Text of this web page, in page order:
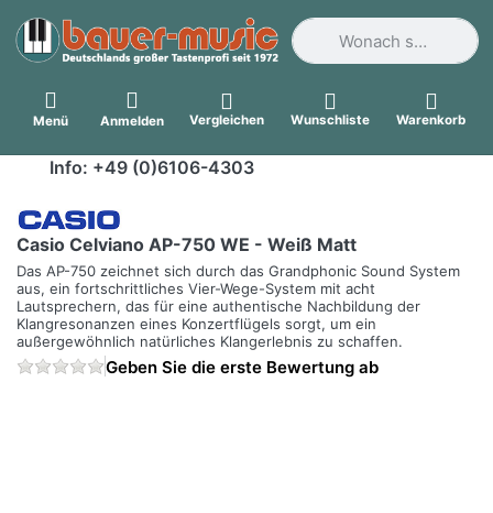
Geben Sie einen
Menü Anmelden Vergleichen Wunschliste Warenkorb
Info: +49 (0)6106-4303
Casio Celviano AP-750 WE - Weiß Matt
Das AP-750 zeichnet sich durch das Grandphonic Sound System
aus, ein fortschrittliches Vier-Wege-System mit acht
Lautsprechern, das für eine authentische Nachbildung der
Klangresonanzen eines Konzertflügels sorgt, um ein
außergewöhnlich natürliches Klangerlebnis zu schaffen.
Geben Sie die erste Bewertung ab